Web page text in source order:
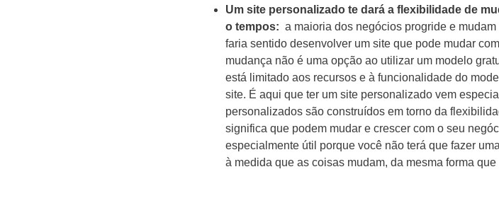
Um site personalizado te daráa flexibilidade de
o tempos: a maioria dos negócios progride e
faria sentido desenvolver um site que pode mudar
mudança não é uma opção ao utilizar um modelo
está limitado aos recursos e à funcionalidade do
site. É aqui que ter um site personalizado vem
personalizados são construídos em torno da
significa que podem mudar e crescer com o seu
especialmente útil porque você não terá que fazer
à medida que as coisas mudam, da mesma forma